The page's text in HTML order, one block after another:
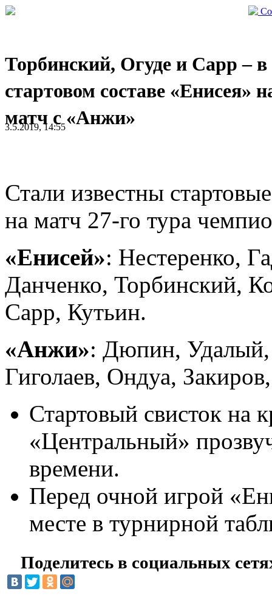
Торбинский, Огуде и Сарр – в
стартовом составе «Енисея»
матч с «Анжи»
3.5.2019, 14:55
Стали известны
на матч 27-го тура
«Енисей»: Нестеренко,
Данченко, Торбинский,
Сарр, Кутьин.
«Анжи»: Дюпин,
Гиголаев, Ондуа,
Стартовый свисток на
«Центральный»
времени.
Перед очной игрой
месте в турнирной
Поделитесь в социальных